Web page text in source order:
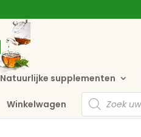
Natuurlijke supplementen
Winkelwagen
Producten
zoeken